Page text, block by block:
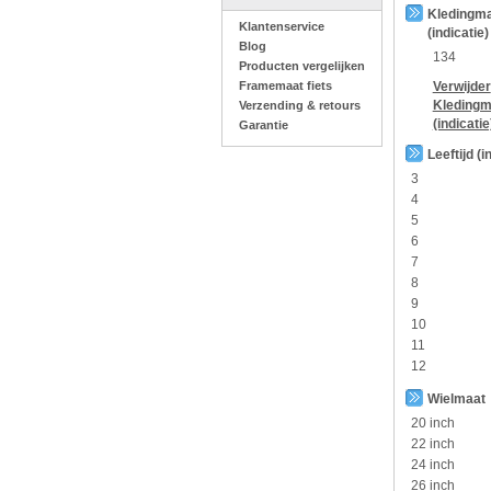
Klantenservice
Blog
Producten vergelijken
Framemaat fiets
Verzending & retours
Garantie
(indicatie)
134
Verwijder
Leeftijd
3
4
5
6
7
8
9
10
11
12
Wielmaat
20 inch
22 inch
24 inch
26 inch